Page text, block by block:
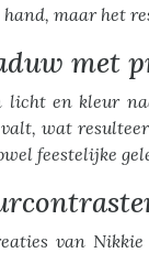
hand, maar het
met
en kleur
wat
feestelijke
van